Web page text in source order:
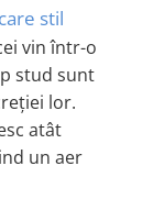
stil
vin într-o
stud sunt
lor.
atât
un aer